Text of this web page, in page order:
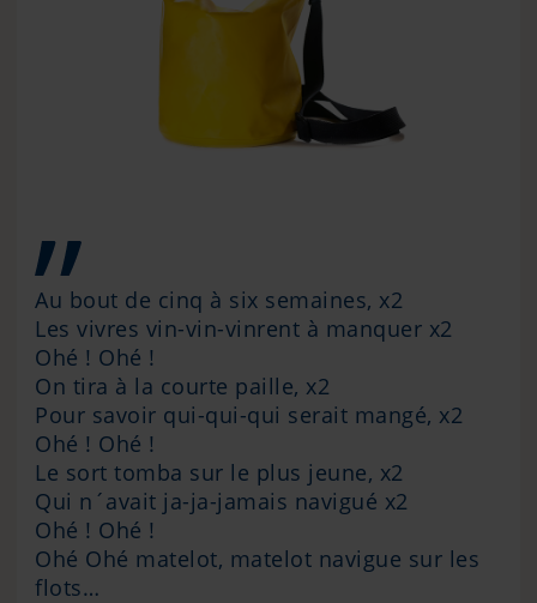
Au bout de cinq à six semaines, x2
Les vivres vin-vin-vinrent à manquer x2
Ohé ! Ohé !
On tira à la courte paille, x2
Pour savoir qui-qui-qui serait mangé, x2
Ohé ! Ohé !
Le sort tomba sur le plus jeune, x2
Qui n´avait ja-ja-jamais navigué x2
Ohé ! Ohé !
Ohé Ohé matelot, matelot navigue sur les
flots…